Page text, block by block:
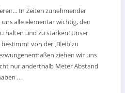
In Zeiten zunehmender
alle elementar wichtig, den
halten und zu stärken! Unser
von der ‚Bleib zu
ziehen wir uns
nur anderthalb Meter Abstand
…